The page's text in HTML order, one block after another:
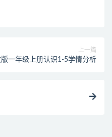
上一篇
一年级上册认识1-5学情分析